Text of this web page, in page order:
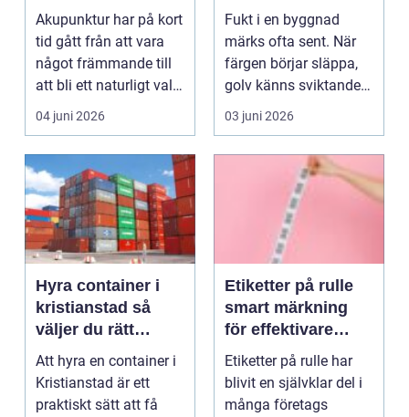
behandlingen och
därför blir många
hjälpta
Akupunktur har på kort
tid gått från att vara
något främmande till
att bli ett naturligt val
för mån...
04 juni 2026
från dolda skador
Fukt i en byggnad
märks ofta sent. När
färgen börjar släppa,
golv känns sviktande
eller en unken luk...
03 juni 2026
Hyra container i
kristianstad så
väljer du rätt
lösning för ditt
avfall
Att hyra en container i
Kristianstad är ett
praktiskt sätt att få
Etiketter på rulle
smart märkning
för effektivare
flöden
Etiketter på rulle har
blivit en självklar del i
många företags